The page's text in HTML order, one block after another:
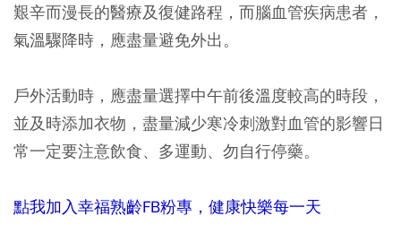
艱辛而漫長的醫療及復健路程，而腦血管疾病患者，
氣溫驟降時，應盡量避免外出。
戶外活動時，應盡量選擇中午前後溫度較高的時段，
並及時添加衣物，盡量減少寒冷刺激對血管的影響日
常一定要注意飲食、多運動、勿自行停藥。
點我加入幸福熟齡FB粉專，健康快樂每一天